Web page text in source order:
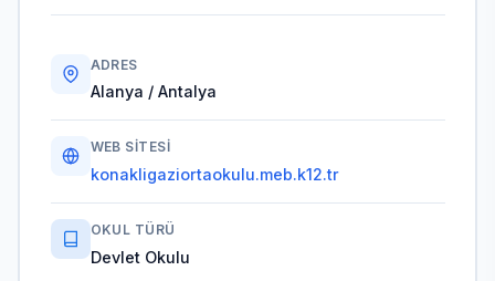
ADRES
Alanya / Antalya
WEB SITESI
konakligaziortaokulu.meb.k12.tr
OKUL TÜRÜ
Devlet Okulu